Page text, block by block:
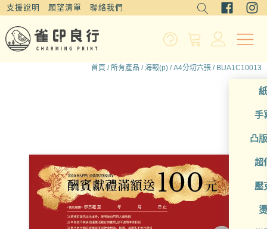
支援說明 願望清單 聯絡我們
手
凸
超
壓
首頁 /所有產品 /海報(p) /A4分切六張 / BUA1C10013